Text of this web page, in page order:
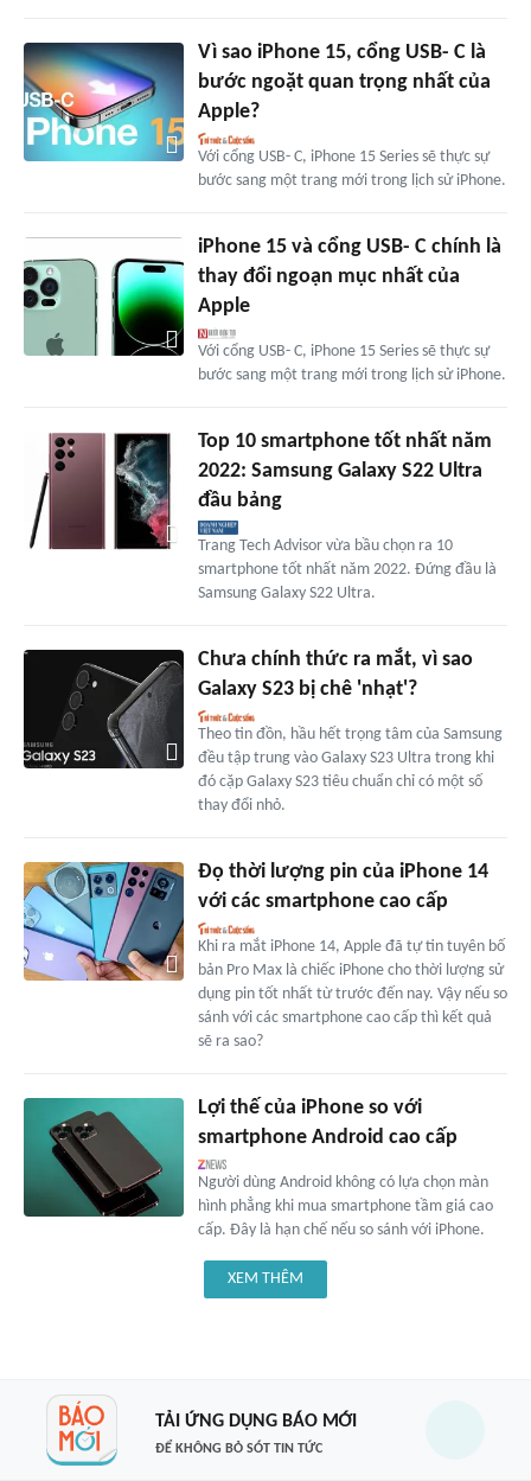
Vì sao iPhone 15, cổng USB- C là
bước ngoặt quan trọng nhất của
Apple?
Với cổng USB- C, iPhone 15 Series sẽ thực sự
bước sang một trang mới trong lịch sử iPhone.
iPhone 15 và cổng USB- C chính là
thay đổi ngoạn mục nhất của
Apple
Với cổng USB- C, iPhone 15 Series sẽ thực sự
bước sang một trang mới trong lịch sử iPhone.
Top 10 smartphone tốt nhất năm
2022: Samsung Galaxy S22 Ultra
đầu bảng
Trang Tech Advisor vừa bầu chọn ra 10
smartphone tốt nhất năm 2022. Đứng đầu là
Samsung Galaxy S22 Ultra.
Chưa chính thức ra mắt, vì sao
Galaxy S23 bị chê 'nhạt'?
Theo tin đồn, hầu hết trọng tâm của Samsung
đều tập trung vào Galaxy S23 Ultra trong khi
đó cặp Galaxy S23 tiêu chuẩn chỉ có một số
thay đổi nhỏ.
Đọ thời lượng pin của iPhone 14
với các smartphone cao cấp
Khi ra mắt iPhone 14, Apple đã tự tin tuyên bố
bản Pro Max là chiếc iPhone cho thời lượng sử
dụng pin tốt nhất từ trước đến nay. Vậy nếu so
sánh với các smartphone cao cấp thì kết quả
sẽ ra sao?
Lợi thế của iPhone so với
smartphone Android cao cấp
Người dùng Android không có lựa chọn màn
hình phẳng khi mua smartphone tầm giá cao
cấp. Đây là hạn chế nếu so sánh với iPhone.
XEM THÊM
TẢI ỨNG DỤNG BÁO MỚI
ĐỂ KHÔNG BỎ SÓT TIN TỨC